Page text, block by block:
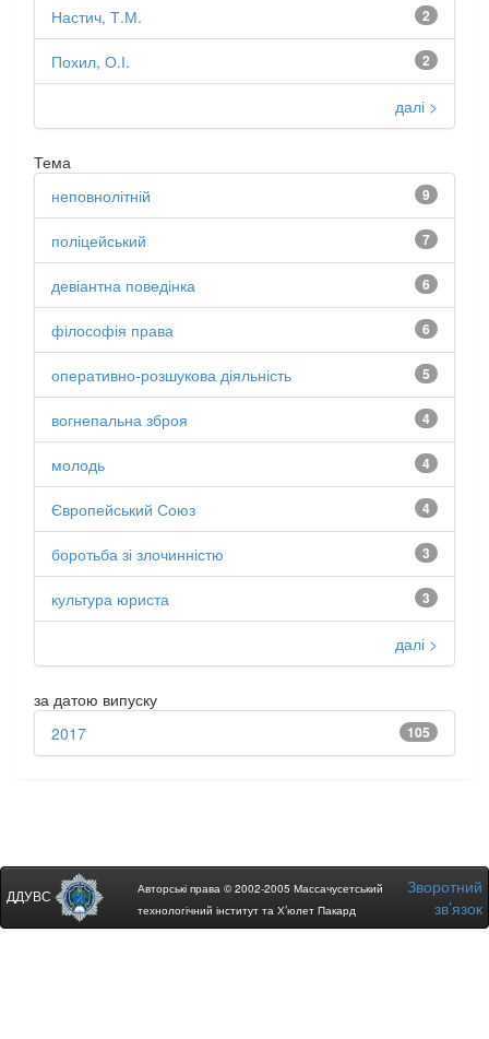
2
Настич, Т.М.
2
Похил, О.І.
далі >
Тема
9
неповнолітній
7
поліцейський
6
девіантна поведінка
6
філософія права
5
оперативно-розшукова діяльність
4
вогнепальна зброя
4
молодь
4
Європейський Союз
3
боротьба зі злочинністю
3
культура юриста
далі >
за датою випуску
105
2017
ДДУВС
Авторські права © 2002-2005 Массачусетський
технологічний інститут та Х’юлет Пакард
Зворотний
зв’язок